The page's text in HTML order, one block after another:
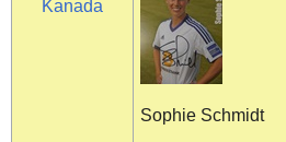
Kanada
Sophie Schmidt